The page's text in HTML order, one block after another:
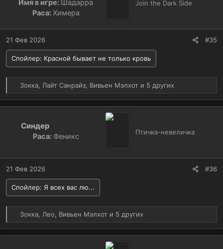
и
Имя в игре: Шадарра
Раса:Химера
Join the Dark Side
21 Фев 2026 #35
Спойлер: Красной бывает не только кровь
Р
е
ц
Зокка Лайт Санрайз Вивьен Мэлхот и 5 других
Синдер
Раса: Феникс
Птичка-невеличка
21 Фев 2026 #36
Спойлер: Я всех вас лю...
Р
е
Зокка Лео Вивьен Мэлхот и 5 других